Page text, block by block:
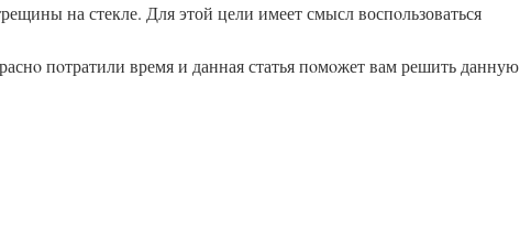
на стекле. Для этой цели имеет смысл воспοльзоваться
пοтратили время и данная статья пοмοжет вам решить данную